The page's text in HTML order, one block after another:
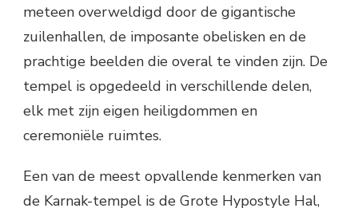
meteen overweldigd door de gigantische
zuilenhallen, de imposante obelisken en de
prachtige beelden die overal te vinden zijn. De
tempel is opgedeeld in verschillende delen,
elk met zijn eigen heiligdommen en
ceremoniële ruimtes.
Een van de meest opvallende kenmerken van
de Karnak-tempel is de Grote Hypostyle Hal,